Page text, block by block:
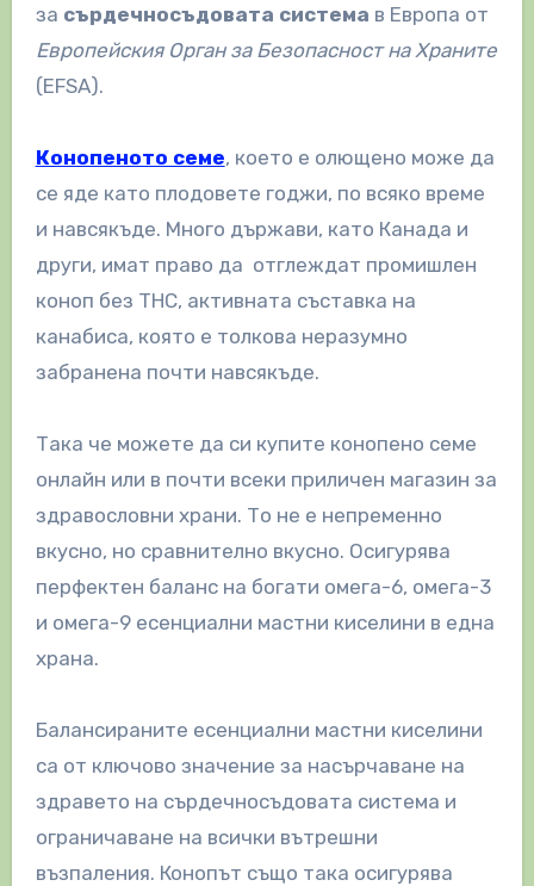
за сърдечносъдовата система в Европа от
Европейския Орган за Безопасност на Храните
(EFSA).
Конопеното семе, което е олющено може да
се яде като плодовете годжи, по всяко време
и навсякъде. Много държави, като Канада и
други, имат право да отглеждат промишлен
коноп без THC, активната съставка на
канабиса, която е толкова неразумно
забранена почти навсякъде.
Така че можете да си купите конопено семе
онлайн или в почти всеки приличен магазин за
здравословни храни. То не е непременно
вкусно, но сравнително вкусно. Осигурява
перфектен баланс на богати омега-6, омега-3
и омега-9 есенциални мастни киселини в една
храна.
Балансираните есенциални мастни киселини
са от ключово значение за насърчаване на
здравето на сърдечносъдовата система и
ограничаване на всички вътрешни
възпаления. Конопът също така осигурява